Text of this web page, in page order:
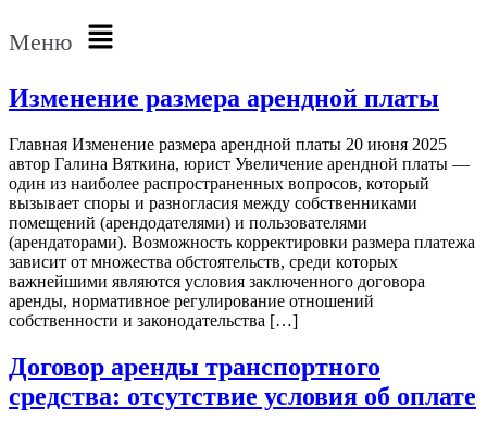
Меню
Изменение размера арендной платы
Главная Изменение размера арендной платы 20 июня 2025
автор Галина Вяткина, юрист Увеличение арендной платы —
один из наиболее распространенных вопросов, который
вызывает споры и разногласия между собственниками
помещений (арендодателями) и пользователями
(арендаторами). Возможность корректировки размера платежа
зависит от множества обстоятельств, среди которых
важнейшими являются условия заключенного договора
аренды, нормативное регулирование отношений
собственности и законодательства […]
Договор аренды транспортного
средства: отсутствие условия об оплате